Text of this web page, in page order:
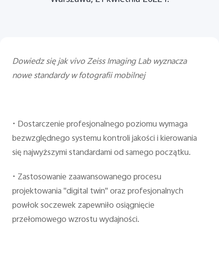
Dowiedz się jak vivo Zeiss Imaging Lab wyznacza
nowe standardy w fotografii mobilnej
• Dostarczenie profesjonalnego poziomu wymaga
bezwzględnego systemu kontroli jakości i kierowania
się najwyższymi standardami od samego początku.
• Zastosowanie zaawansowanego procesu
projektowania "digital twin" oraz profesjonalnych
powłok soczewek zapewniło osiągnięcie
przełomowego wzrostu wydajności.